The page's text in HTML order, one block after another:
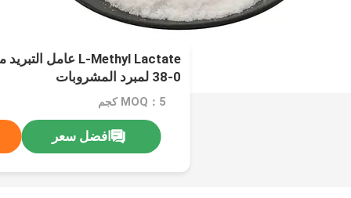
38-0 لمبرد المشروبات
MOQ：5 كجم
افضل سعر